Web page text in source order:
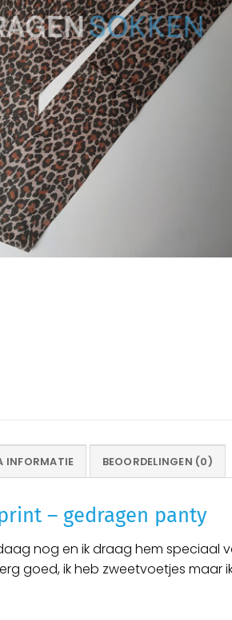
INFORMATIE BEOORDELINGEN (0)
– gedragen panty
nog en ik draag hem speciaal
goed, ik heb zweetvoetjes